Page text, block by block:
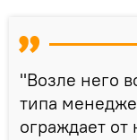
"Возле него
типа
ограждает от